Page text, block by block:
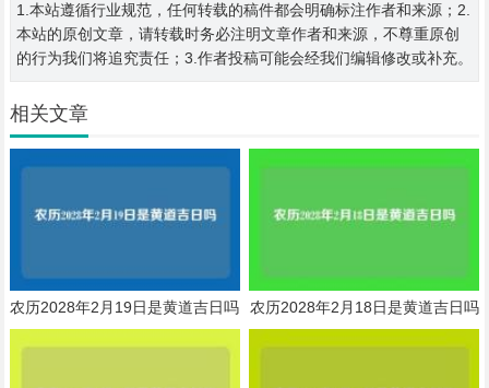
1.本站遵循行业规范，任何转载的稿件都会明确标注作者和来源；2.
本站的原创文章，请转载时务必注明文章作者和来源，不尊重原创
的行为我们将追究责任；3.作者投稿可能会经我们编辑修改或补充。
相关文章
农历2028年2月19日是黄道吉日吗 农历2028年2月18日是黄道吉日吗